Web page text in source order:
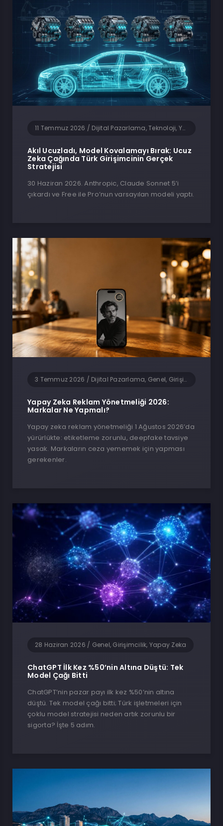
11 Temmuz 2026 / Dijital Pazarlama, Teknoloji, Yapay Zeka, Yazılım
Akıl Ucuzladı, Model Kovalamayı Bırak: Ucuz
Zeka Çağında Türk Girişimcinin Gerçek
Stratejisi
30 Haziran 2026. Anthropic, Claude Sonnet 5’i
çıkardı ve Free ile Pro’nun varsayılan modeli yaptı.
3 Temmuz 2026 / Dijital Pazarlama, Genel, Girişimcilik, Güncel Haberler, Sosyal Medya, Teknoloji, Yapay Zeka
Yapay Zeka Reklam Yönetmeliği 2026:
Markalar Ne Yapmalı?
Yapay zeka reklam yönetmeliği 1 Ağustos 2026’da
yürürlükte: etiketleme zorunlu, deepfake tavsiye
yasak. Markaların ceza yememek için yapması
gerekenler.
28 Haziran 2026 / Genel, Girişimcilik, Yapay Zeka
ChatGPT İlk Kez %50’nin Altına Düştü: Tek
Model Çağı Bitti
ChatGPT’nin pazar payı ilk kez %50’nin altına
düştü. Tek model çağı bitti; Türk işletmeleri için
çoklu model stratejisi neden artık zorunlu bir
sigorta? İşte 5 adım.